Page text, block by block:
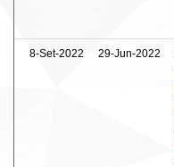
8-Set-2022 29-Jun-2022